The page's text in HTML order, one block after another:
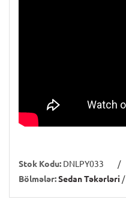
Stok Kodu: DNLPY033
/
Bölmələr:Sedan Təkərləri /